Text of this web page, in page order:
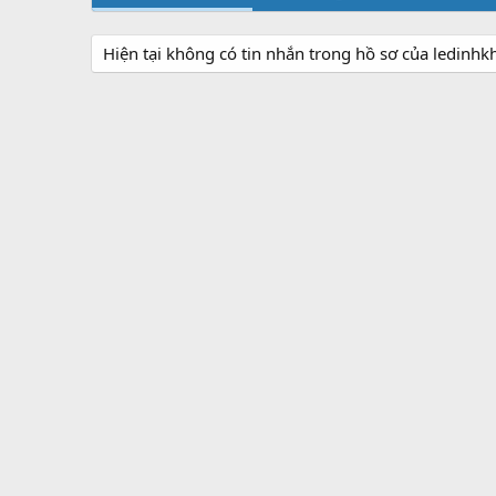
Hiện tại không có tin nhắn trong hồ sơ của